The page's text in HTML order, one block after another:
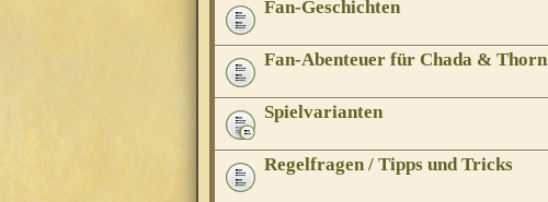
Fan-Geschichten
Fan-Abenteuer für Chada & Thorn
Spielvarianten
Regelfragen / Tipps und Tricks